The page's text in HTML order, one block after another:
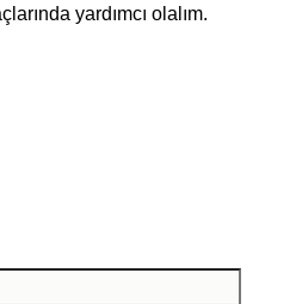
yardımcı olalım.